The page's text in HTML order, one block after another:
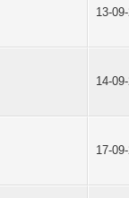
13-
14-
17-